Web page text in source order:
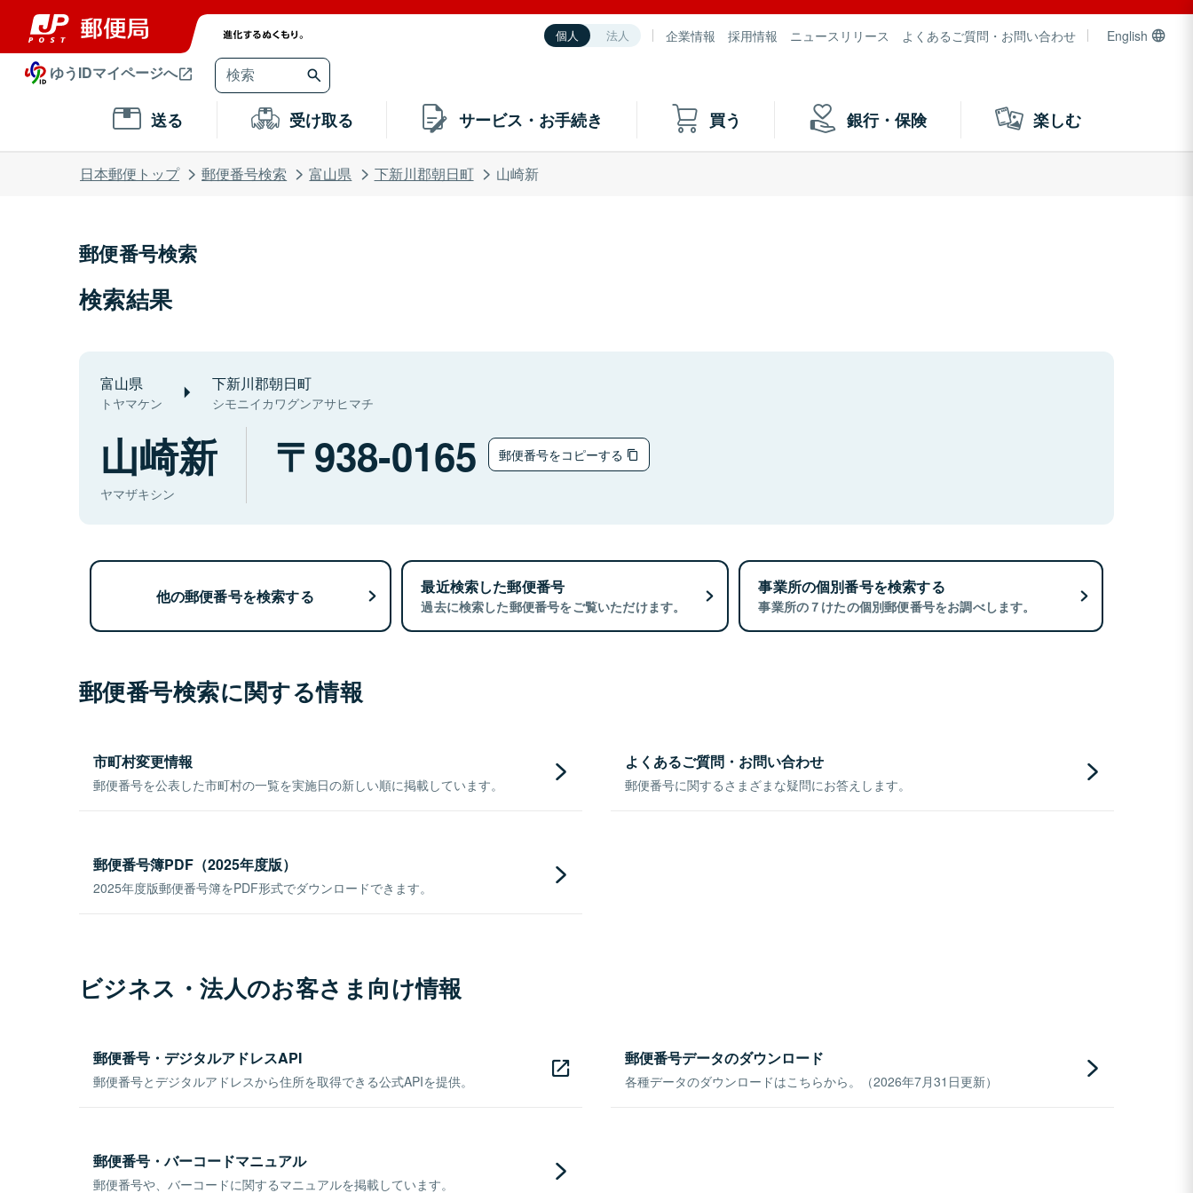
個人 法人 企業情報 採用情報 ニュースリリース よくあるご質問・お問い合わせ English
ゆうIDマイページへ
送る 受け取る サービス・お手続き 買う 銀行・保険 楽しむ
日本郵便トップ 郵便番号検索 富山県 下新川郡朝日町 山崎新
郵便番号検索
検索結果
富山県
トヤマケン
下新川郡朝日町
シモニイカワグンアサヒマチ
山崎新
ヤマザキシン
938-0165 郵便番号をコピーする
他の郵便番号を検索する 最近検索した郵便番号
過去に検索した郵便番号をご覧いただけます。
事業所の個別番号を検索する
事業所の７けたの個別郵便番号をお調べします。
郵便番号検索に関する情報
市町村変更情報
郵便番号を公表した市町村の一覧を実施日の新しい順に掲載しています。
よくあるご質問・お問い合わせ
郵便番号に関するさまざまな疑問にお答えします。
郵便番号簿PDF（2025年度版）
2025年度版郵便番号簿をPDF形式でダウンロードできます。
ビジネス・法人のお客さま向け情報
郵便番号・デジタルアドレスAPI
郵便番号とデジタルアドレスから住所を取得できる公式APIを提供。
郵便番号データのダウンロード
各種データのダウンロードはこちらから。（2026年7月31日更新）
郵便番号・バーコードマニュアル
郵便番号や、バーコードに関するマニュアルを掲載しています。